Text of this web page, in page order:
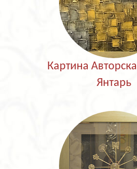
Картина
Янтарь